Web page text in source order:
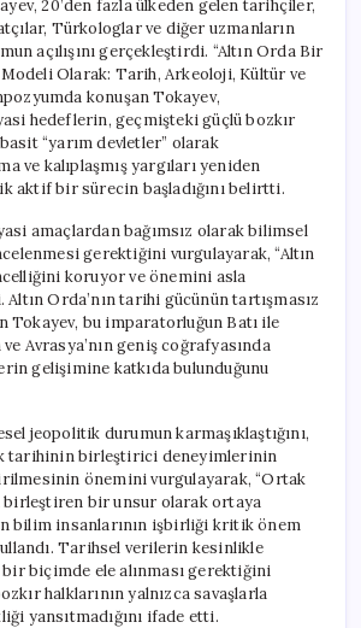
20’den fazla ülkeden gelen tarihçiler,
Türkologlar ve diğer uzmanların
açılışını gerçekleştirdi. “Altın Orda Bir
Olarak: Tarih, Arkeoloji, Kültür ve
konuşan Tokayev,
hedeflerin, geçmişteki güçlü bozkır
“yarım devletler” olarak
ve kalıplaşmış yargıları yeniden
aktif bir sürecin başladığını belirtti.
amaçlardan bağımsız olarak bilimsel
gerektiğini vurgulayarak, “Altın
koruyor ve önemini asla
Orda’nın tarihi gücünün tartışmasız
Tokayev, bu imparatorluğun Batı ile
Avrasya’nın geniş coğrafyasında
gelişimine katkıda bulunduğunu
jeopolitik durumun karmaşıklaştığını,
tarihinin birleştirici deneyimlerinin
önemini vurgulayarak, “Ortak
bir unsur olarak ortaya
bilim insanlarının işbirliği kritik önem
Tarihsel verilerin kesinlikle
biçimde ele alınması gerektiğini
halklarının yalnızca savaşlarla
yansıtmadığını ifade etti.